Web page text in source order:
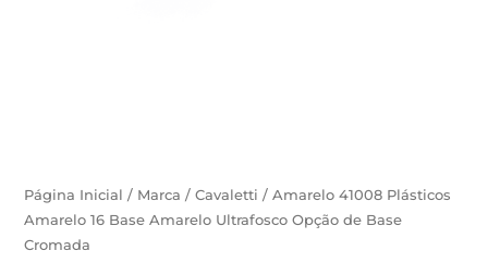
Página Inicial / Marca /Cavaletti / Amarelo 41008 Plásticos
Amarelo 16 Base Amarelo Ultrafosco Opção de Base
Cromada